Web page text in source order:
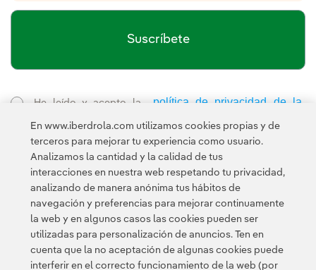
Suscríbete
He leído y acepto la
política de privacidad de la
Newsletter
Enlace externo, se abre en ventana nueva.
Esta página está protegida por reCAPTCHA y se aplican la
Política de privacidad y los
Contacta Clientes Política de Privacidad Información legal
En www.iberdrola.com utilizamos cookies propias y de
terceros para mejorar tu experiencia como usuario.
Analizamos la cantidad y la calidad de tus
interacciones en nuestra web respetando tu privacidad,
analizando de manera anónima tus hábitos de
navegación y preferencias para mejorar continuamente
la web y en algunos casos las cookies pueden ser
utilizadas para personalización de anuncios. Ten en
cuenta que la no aceptación de algunas cookies puede
interferir en el correcto funcionamiento de la web (por